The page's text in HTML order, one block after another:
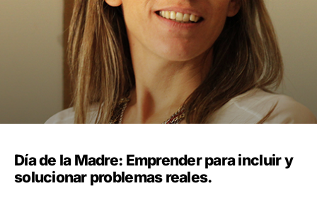
Día de la Madre: Emprender para incluir y
solucionar problemas reales.